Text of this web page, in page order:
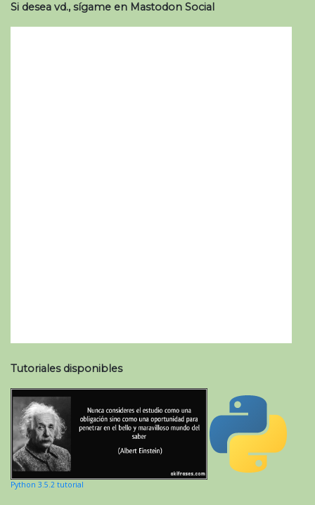
Si desea vd., sígame en Mastodon Social
Tutoriales disponibles
Python 3.5.2 tutorial